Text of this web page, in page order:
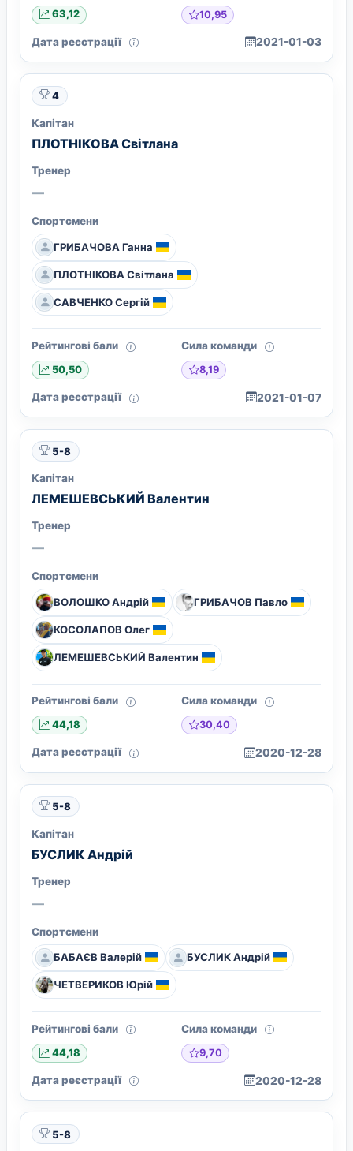
63,12 10,95
Дата реєстрації 2021-01-03
4
Капітан
ПЛОТНІКОВА Світлана
Тренер
—
Спортсмени
ГРИБАЧОВА Ганна
ПЛОТНІКОВА Світлана
САВЧЕНКО Сергій
Рейтингові бали
50,50
Сила команди
8,19
Дата реєстрації 2021-01-07
5-8
Капітан
ЛЕМЕШЕВСЬКИЙ Валентин
Тренер
—
Спортсмени
ВОЛОШКО Андрiй ГРИБАЧОВ Павло
КОСОЛАПОВ Олег
ЛЕМЕШЕВСЬКИЙ Валентин
Рейтингові бали
44,18
Сила команди
30,40
Дата реєстрації 2020-12-28
5-8
Капітан
БУСЛИК Андрій
Тренер
—
Спортсмени
БАБАЄВ Валерій БУСЛИК Андрій
ЧЕТВЕРИКОВ Юрій
Рейтингові бали
44,18
Сила команди
9,70
Дата реєстрації 2020-12-28
5-8